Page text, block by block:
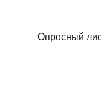
Опросный